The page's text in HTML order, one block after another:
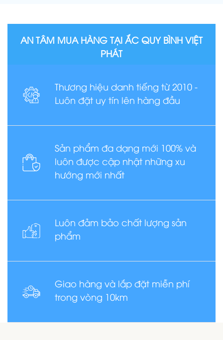
AN TÂM MUA HÀNG TẠI ẮC QUY BÌNH VIỆT
PHÁT
Thương hiệu danh tiếng từ 2010 -
Luôn đặt uy tín lên hàng đầu
Sản phẩm đa dạng mới 100% và
luôn được cập nhật những xu
hướng mới nhất
Luôn đảm bảo chất lượng sản
phẩm
Giao hàng và lắp đặt miễn phí
trong vòng 10km